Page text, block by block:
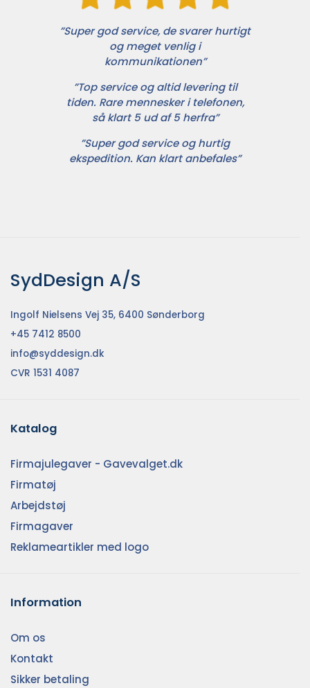
”Super god service, de svarer hurtigt
og meget venlig i
kommunikationen”
”Top service og altid levering til
tiden. Rare mennesker i telefonen,
så klart 5 ud af 5 herfra”
”Super god service og hurtig
ekspedition. Kan klart anbefales”
SydDesign A/S
Ingolf Nielsens Vej 35, 6400 Sønderborg
+45 7412 8500
info@syddesign.dk
CVR 1531 4087
Katalog
Firmajulegaver - Gavevalget.dk
Firmatøj
Arbejdstøj
Firmagaver
Reklameartikler med logo
Information
Om os
Kontakt
Sikker betaling